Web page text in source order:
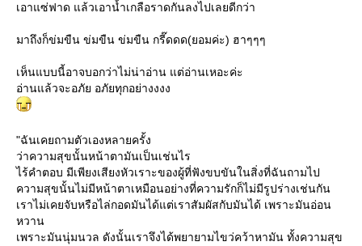
เอาแซ่ฟาด แล้วเอาน้ำเกลือราดกันลงไปเลยดีกว่า
มาถึงก็ข่มขืน ข่มขืน ข่มขืน กรี๊ดดด(ยอมค่ะ) ฮาๆๆๆ
เห็นแบบนี้อาจบอกว่าไม่น่าอ่าน แต่อ่านเหอะค่ะ
อ่านแล้วจะอภัย อภัยทุกอย่างงงง
"ฉันเคยถามตัวเองหลายครั้ง
ว่าความสุขนั้นหน้าตามันเป็นเช่นไร
ไร้คำตอบ มีเพียงเสียงหัวเราะของผู้ที่ฟังขบขันในสิ่งที่ฉันถามไป
ความสุขนั้นไม่มีหน้าตาเหมือนอย่างที่ความรักก็ไม่มีรูปร่างเช่นกัน
เราไม่เคยจับหรือไล่กอดมันได้แต่เราสัมผัสกับมันได้ เพราะมันอ่อน
หวาน
เพราะมันนุ่มนวล ดังนั้นเราจึงได้พยายามไขว่คว้าหามัน ทั้งความสุข